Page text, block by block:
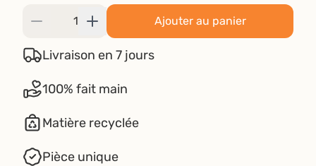
Ajouter au panier
Livraison en 7 jours
100% fait main
Matière recyclée
Pièce unique